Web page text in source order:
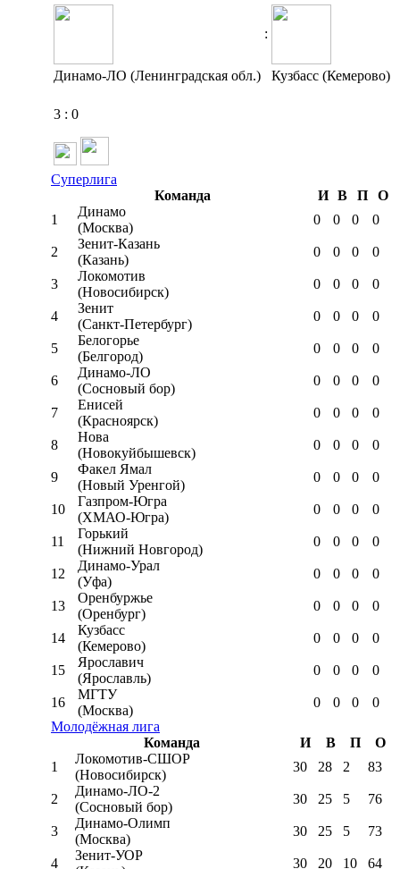
:
Динамо-ЛО (Ленинградская обл.) Кузбасс (Кемерово)
3 : 0
Суперлига
Команда
И В П
О
1
Динамо
(Москва)
0 0 0 0
2
Зенит-Казань
(Казань)
0 0 0 0
3
Локомотив
(Новосибирск)
0 0 0 0
4
Зенит
(Санкт-Петербург)
0 0 0 0
5
Белогорье
(Белгород)
0 0 0 0
6
Динамо-ЛО
(Сосновый бор)
0 0 0 0
7
Енисей
(Красноярск)
0 0 0 0
8
Нова
(Новокуйбышевск)
0 0 0 0
9
Факел Ямал
(Новый Уренгой)
0 0 0 0
10
Газпром-Югра
(ХМАО-Югра)
0 0 0 0
11
Горький
(Нижний Новгород)
0 0 0 0
12
Динамо-Урал
(Уфа)
0 0 0 0
13
Оренбуржье
(Оренбург)
0 0 0 0
14
Кузбасс
(Кемерово)
0 0 0 0
15
Ярославич
(Ярославль)
0 0 0 0
16
МГТУ
(Москва)
0 0 0
0
Молодёжная лига
Команда
И В П
О
1
Локомотив-CШОР
(Новосибирск)
30 28 2 83
2
Динамо-ЛО-2
(Сосновый бор)
30 25 5 76
3
Динамо-Олимп
(Москва)
30 25 5 73
4
Зенит-УОР
30 20 10 64